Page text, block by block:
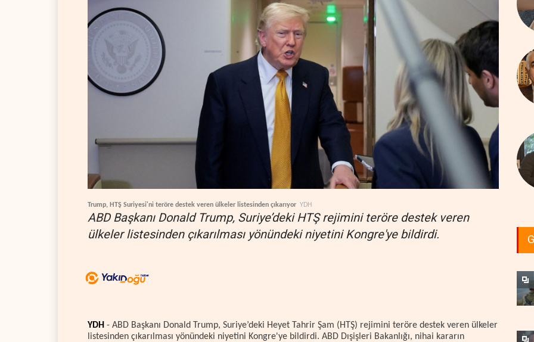
Trump, HTŞ Suriyesi'ni teröre destek veren ülkeler listesinden çıkarıyor YDH
ABD Başkanı Donald Trump, Suriye’deki HTŞ rejimini teröre destek veren
ülkeler listesinden çıkarılması yönündeki niyetini Kongre'ye bildirdi.
YDH - ABD Başkanı Donald Trump, Suriye’deki Heyet Tahrir Şam (HTŞ) rejimini teröre destek veren ülkeler
listesinden çıkarılması yönündeki niyetini Kongre'ye bildirdi. ABD Dışişleri Bakanlığı, nihai kararın